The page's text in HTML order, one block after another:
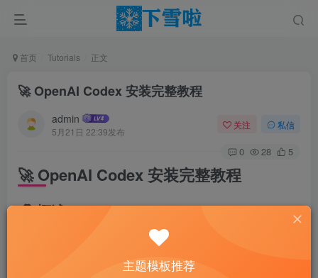
首页 Tutorials 正文
🚀 OpenAI Codex 安装完整教程
admin
5月21日 22:39发布
关注 私信
0 28 5
🚀 OpenAI Codex 安装完整教程
📋 概述
Codex 是 OpenAI 开发的 AI 编程助手工具，能够帮助开发者
自动生成代码、调试、优化代码等功能。本教程将详细介绍
主题模板推荐